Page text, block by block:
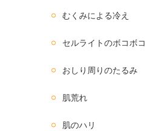
むくみによる冷え
セルライトのボコボコ
おしり周りのたるみ
肌荒れ
肌のハリ